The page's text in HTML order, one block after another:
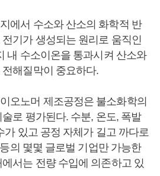
에서 수소와 산소의 화학적 반
기가 생성되는 원리로 움직인
내 수소이온을 통과시켜 산소와
해질막이 중요하다.
오노머 제조공정은 불소화학의
로 평가된다. 수분, 온도, 폭발
가 있고 공정 자체가 길고 까다로
의 몇몇 글로벌 기업만 가능한
서는 전량 수입에 의존하고 있